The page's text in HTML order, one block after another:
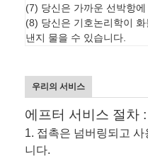
(7) 당신은 가까운 선박항
(8) 당신은 기호논리학이
낸지 물을 수 있습니다.
우리의 서비스
에프터 서비스 절차
1. 접촉은 넘버링되고
니다.